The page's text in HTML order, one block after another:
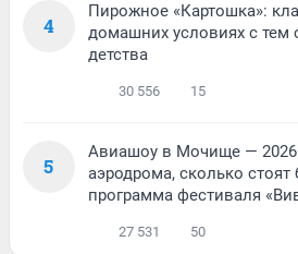
4
Пирожное «Картошка»:
домашних условиях с
детства
30 556 15
5
Авиашоу в Мочище —
аэродрома, сколько
программа фестиваля
27 531 50